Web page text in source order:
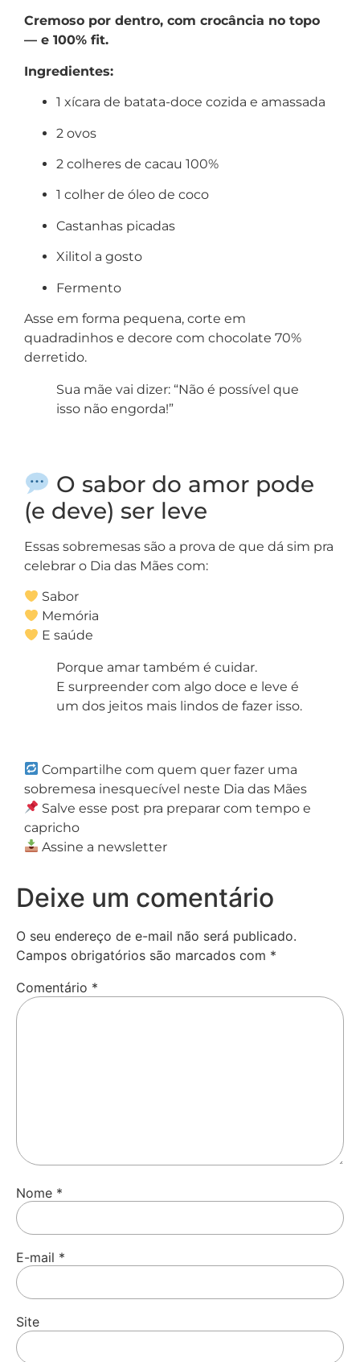
Cremoso por dentro, com crocância no topo
— e 100% fit.
Ingredientes:
1 xícara de batata-doce cozida e amassada
2 ovos
2 colheres de cacau 100%
1 colher de óleo de coco
Castanhas picadas
Xilitol a gosto
Fermento
Asse em forma pequena, corte em
quadradinhos e decore com chocolate 70%
derretido.
Sua mãe vai dizer: “Não é possível que
isso não engorda!”
O sabor do amor pode
(e deve) ser leve
Essas sobremesas são a prova de que dá sim pra
celebrar o Dia das Mães com:
Sabor
Memória
E saúde
Porque amar também é cuidar.
E surpreender com algo doce e leve é
um dos jeitos mais lindos de fazer isso.
Compartilhe com quem quer fazer uma
sobremesa inesquecível neste Dia das Mães
Salve esse post pra preparar com tempo e
capricho
Assine a newsletter
Deixe um comentário
O seu endereço de e-mail não será publicado.
Campos obrigatórios são marcados com *
Comentário *
Nome *
E-mail *
Site